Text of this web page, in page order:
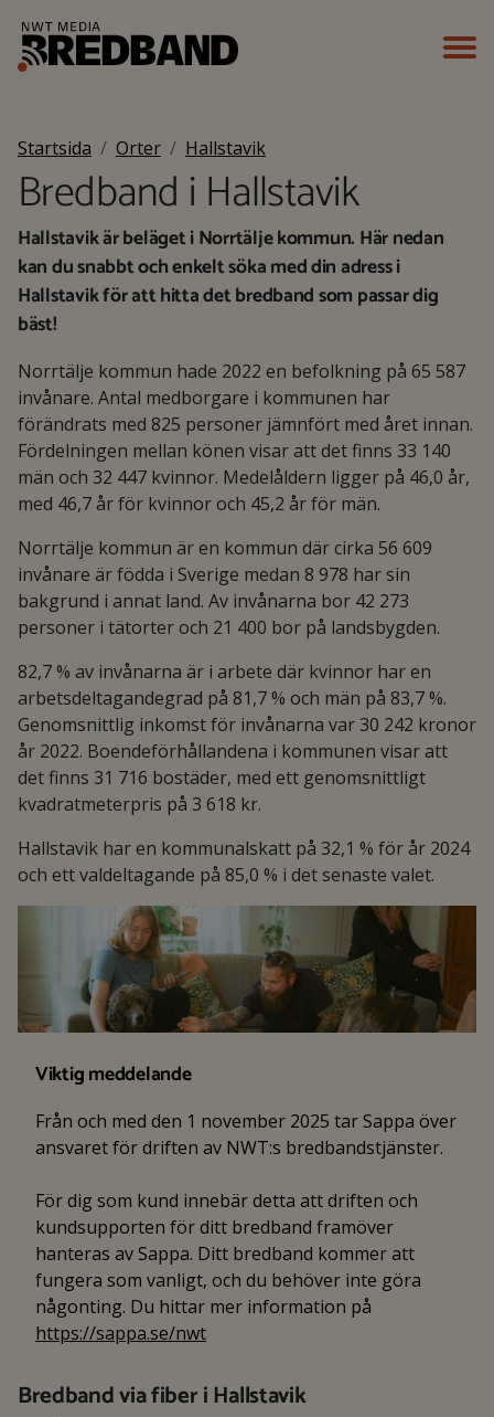
Startsida Orter Hallstavik
Bredband i Hallstavik
Hallstavik är beläget i Norrtälje kommun. Här nedan
kan du snabbt och enkelt söka med din adress i
Hallstavik för att hitta det bredband som passar dig
bäst!
Norrtälje kommun hade 2022 en befolkning på 65 587
invånare. Antal medborgare i kommunen har
förändrats med 825 personer jämnfört med året innan.
Fördelningen mellan könen visar att det finns 33 140
män och 32 447 kvinnor. Medelåldern ligger på 46,0 år,
med 46,7 år för kvinnor och 45,2 år för män.
Norrtälje kommun är en kommun där cirka 56 609
invånare är födda i Sverige medan 8 978 har sin
bakgrund i annat land. Av invånarna bor 42 273
personer i tätorter och 21 400 bor på landsbygden.
82,7 % av invånarna är i arbete där kvinnor har en
arbetsdeltagandegrad på 81,7 % och män på 83,7 %.
Genomsnittlig inkomst för invånarna var 30 242 kronor
år 2022. Boendeförhållandena i kommunen visar att
det finns 31 716 bostäder, med ett genomsnittligt
kvadratmeterpris på 3 618 kr.
Hallstavik har en kommunalskatt på 32,1 % för år 2024
och ett valdeltagande på 85,0 % i det senaste valet.
Viktig meddelande
Från och med den 1 november 2025 tar Sappa över
ansvaret för driften av NWT:s bredbandstjänster.
För dig som kund innebär detta att driften och
kundsupporten för ditt bredband framöver
hanteras av Sappa. Ditt bredband kommer att
fungera som vanligt, och du behöver inte göra
någonting. Du hittar mer information på
https://sappa.se/nwt
Bredband via fiber i Hallstavik